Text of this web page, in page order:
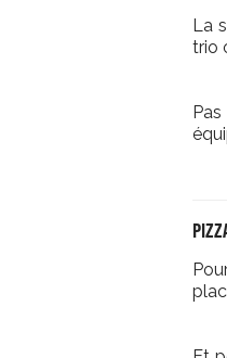
La
trio